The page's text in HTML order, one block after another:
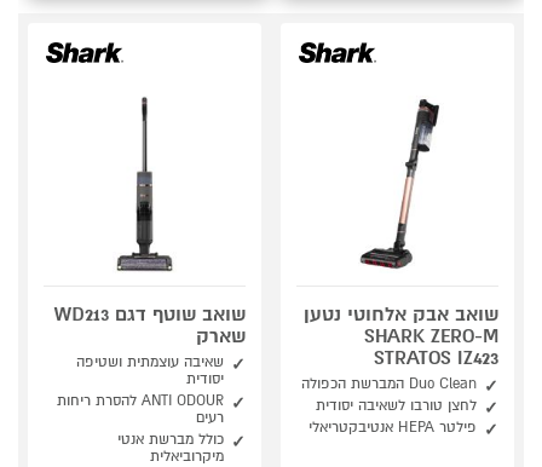
שואב אבק אלחוטי נטען
SHARK ZERO-M
STRATOS IZ423
Duo Clean המברשת הכפולה
לחצן טורבו לשאיבה יסודית
פילטר HEPA אנטיבקטריאלי
שואב שוטף דגם WD213
שארק
שאיבה עוצמתית ושטיפה
יסודית
ANTI ODOUR להסרת ריחות
רעים
כולל מברשת אנטי
מיקרוביאלית